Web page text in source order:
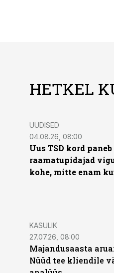
HETKEL
UUDISED
04.08.26, 08:00
Uus TSD kord paneb
raamatupidajad
kohe, mitte enam
KASULIK
27.07.26, 08:00
Majandusaasta
Nüüd tee kliendile